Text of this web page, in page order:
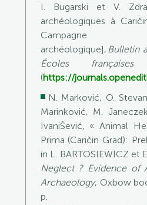
I.
Bugarski et V.
archéologiques à
Campagne
archéologique], Bulletin
Écoles
(https://
N. Marković, O.
Marinković, M. Janeczek
IvaniŠević, « Animal
Prima (Caričin Grad):
in L. BARTOSIEWICZ et
Neglect? Evidence of
Archaeology, Oxbow
p.